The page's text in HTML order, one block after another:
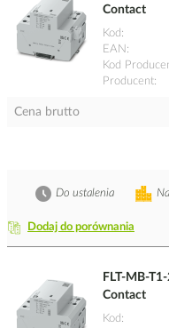
Contact
Kod
EAN
Kod
Producent
Cena brutto
Dodaj do porównania
Do ustalenia
FLT-MB-
Contact
Kod